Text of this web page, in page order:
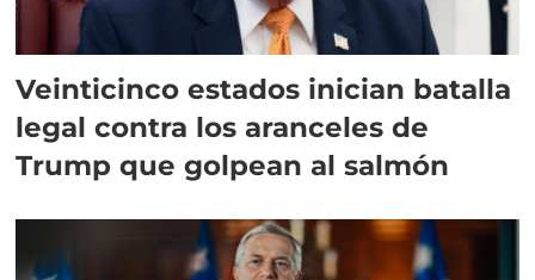
Veinticinco estados inician batalla
legal contra los aranceles de
Trump que golpean al salmón